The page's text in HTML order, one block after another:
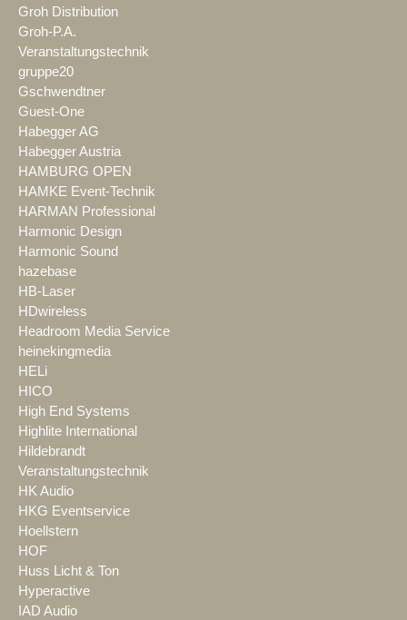
Groh Distribution
Groh-P.A.
Veranstaltungstechnik
gruppe20
Gschwendtner
Guest-One
Habegger AG
Habegger Austria
HAMBURG OPEN
HAMKE Event-Technik
HARMAN Professional
Harmonic Design
Harmonic Sound
hazebase
HB-Laser
HDwireless
Headroom Media Service
heinekingmedia
HELi
HICO
High End Systems
Highlite International
Hildebrandt
Veranstaltungstechnik
HK Audio
HKG Eventservice
Hoellstern
HOF
Huss Licht & Ton
Hyperactive
IAD Audio